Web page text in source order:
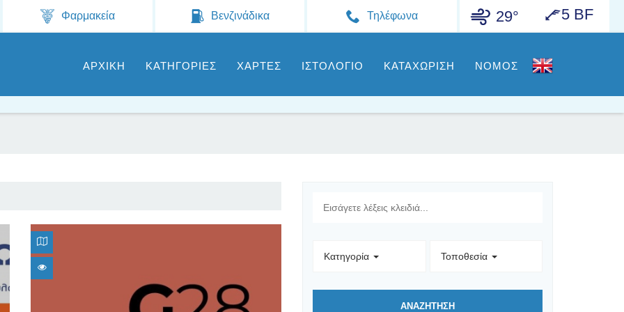
Jump to navigation
Φαρμακεία Βενζινάδικα Τηλέφωνα 29° 5 BF
ΑΡΧΙΚΗ ΚΑΤΗΓΟΡΙΕΣ ΧΑΡΤΕΣ ΙΣΤΟΛΟΓΙΟ ΚΑΤΑΧΩΡΙΣΗ ΝΟΜΟΣ
Κατηγορία Τοποθεσία